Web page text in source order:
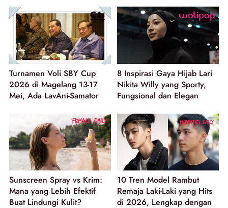
Turnamen Voli SBY Cup
2026 di Magelang 13-17
Mei, Ada LavAni-Samator
8 Inspirasi Gaya Hijab Lari
Nikita Willy yang Sporty,
Fungsional dan Elegan
Sunscreen Spray vs Krim:
Mana yang Lebih Efektif
Buat Lindungi Kulit?
10 Tren Model Rambut
Remaja Laki-Laki yang Hits
di 2026, Lengkap dengan